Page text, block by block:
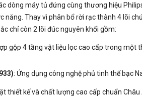
dòng máy tủ đứng cùng thương hiệu
Thay vì phân bổ rời rạc thành 4 lõi
chỉ còn 2 lõi đúc nguyên khối gồm:
gộp 4 tầng vật liệu lọc cao cấp trong một
: Ứng dụng công nghệ phủ tinh thể bạc
thiết kế và chất lượng cao cấp chuẩn Châu